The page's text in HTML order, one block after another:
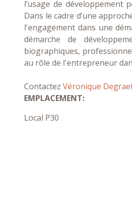
l’usage de
Dans le cadre d’une
l'engagement dans une
démarche de
biographiques,
au rôle de l'entrepreneur
Contactez Véronique
EMPLACEMENT:
Local P30